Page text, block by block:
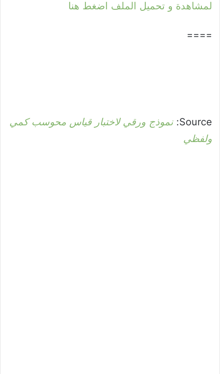
لمشاهدة و تحميل الملف اضغط هنا
====
Source: نموذج ورقي لاختبار قياس محوسب كمي
ولفظي